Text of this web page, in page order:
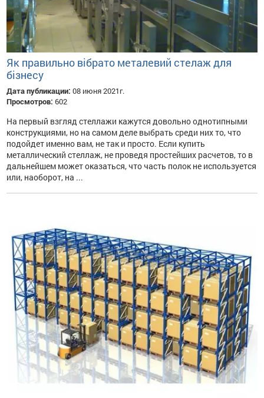
Як правильно вібрато металевий стелаж для
бізнесу
Дата публикации: 08 июня 2021г.
Просмотров: 602
На первый взгляд стеллажи кажутся довольно однотипными
конструкциями, но на самом деле выбрать среди них то, что
подойдет именно вам, не так и просто. Если купить
металлический стеллаж, не проведя простейших расчетов, то в
дальнейшем может оказаться, что часть полок не используется
или, наоборот, на ...